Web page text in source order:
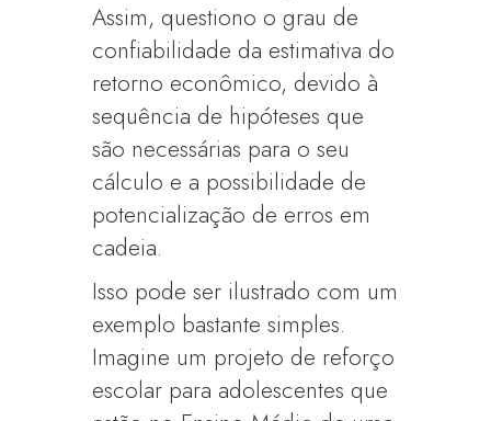
Assim, questiono o grau de
confiabilidade da estimativa do
retorno econômico, devido à
sequência de hipóteses que
são necessárias para o seu
cálculo e a possibilidade de
potencialização de erros em
cadeia.
Isso pode ser ilustrado com um
exemplo bastante simples.
Imagine um projeto de reforço
escolar para adolescentes que